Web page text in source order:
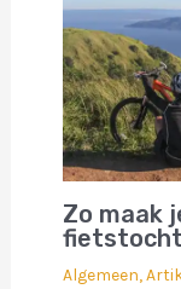
Zo maak
fietstocht
Algemeen,